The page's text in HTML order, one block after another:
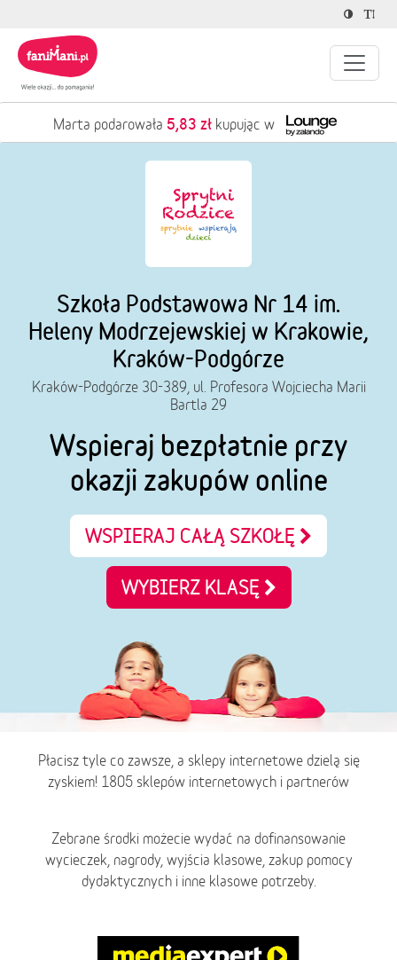
Marta podarowała 5,83 złkupując w
Szkoła Podstawowa Nr 14 im.
Heleny Modrzejewskiej w Krakowie,
Kraków-Podgórze
Kraków-Podgórze 30-389, ul. Profesora Wojciecha Marii
Bartla 29
Wspieraj bezpłatnie przy
okazji zakupów online
WSPIERAJ CAŁĄ SZKOŁĘ
WYBIERZ KLASĘ
Płacisz tyle co zawsze, a sklepy internetowe dzielą się
zyskiem! 1805 sklepów internetowych i partnerów
Zebrane środki możecie wydać na dofinansowanie
wycieczek, nagrody, wyjścia klasowe, zakup pomocy
dydaktycznych i inne klasowe potrzeby.